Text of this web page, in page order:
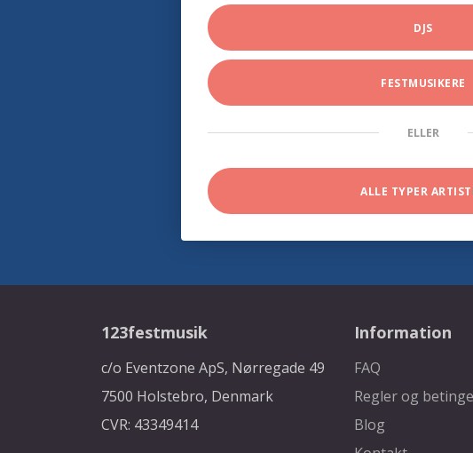
DJS
FESTMUSIKERE
ELLER
ALLE TYPER
123festmusik
c/o Eventzone ApS, Nørregade 49
7500 Holstebro, Denmark
CVR: 43349414
Information
FAQ
Regler og
Blog